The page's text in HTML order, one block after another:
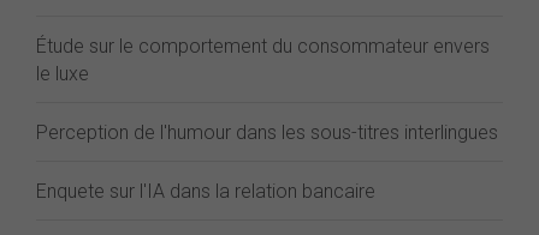
Étude sur le comportement du consommateur envers
le luxe
Perception de l'humour dans les sous-titres interlingues
Enquete sur l'IA dans la relation bancaire